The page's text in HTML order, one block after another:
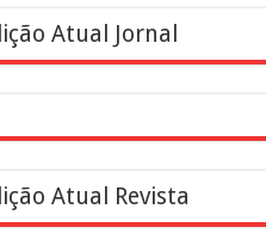
Atual Jornal
Atual Revista